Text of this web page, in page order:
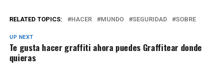
RELATED TOPICS: HACER MUNDO SEGURIDAD SOBRE
UP NEXT
Te gusta hacer graffiti ahora puedes Graffitear donde
quieras